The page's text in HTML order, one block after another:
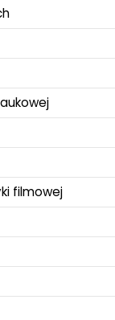
filmowej